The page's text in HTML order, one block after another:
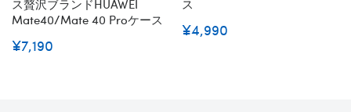
ス贅沢ブランドHUAWEI
Mate40/mate 40 Proケース
¥7,190
ス
¥4,990